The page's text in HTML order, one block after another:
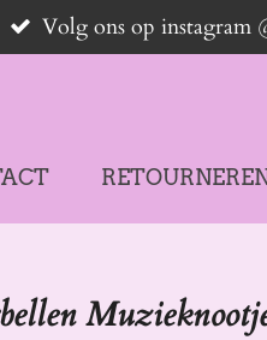
Volg ons op instagram